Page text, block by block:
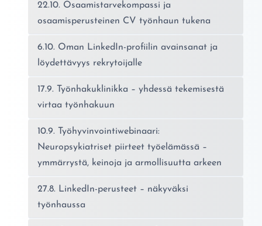
22.10. Osaamistarvekompassi ja
osaamisperusteinen CV työnhaun tukena
6.10. Oman LinkedIn-profiilin avainsanat ja
löydettävyys rekrytoijalle
17.9. Työnhakuklinikka – yhdessä tekemisestä
virtaa työnhakuun
10.9. Työhyvinvointiwebinaari:
Neuropsykiatriset piirteet työelämässä –
ymmärrystä, keinoja ja armollisuutta arkeen
27.8. LinkedIn-perusteet – näkyväksi
työnhaussa